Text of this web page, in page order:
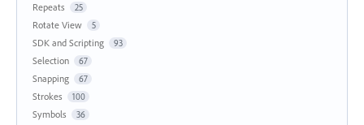
Repeats 25
Rotate View 5
SDK and Scripting 93
Selection 67
Snapping 67
Strokes 100
Symbols 36